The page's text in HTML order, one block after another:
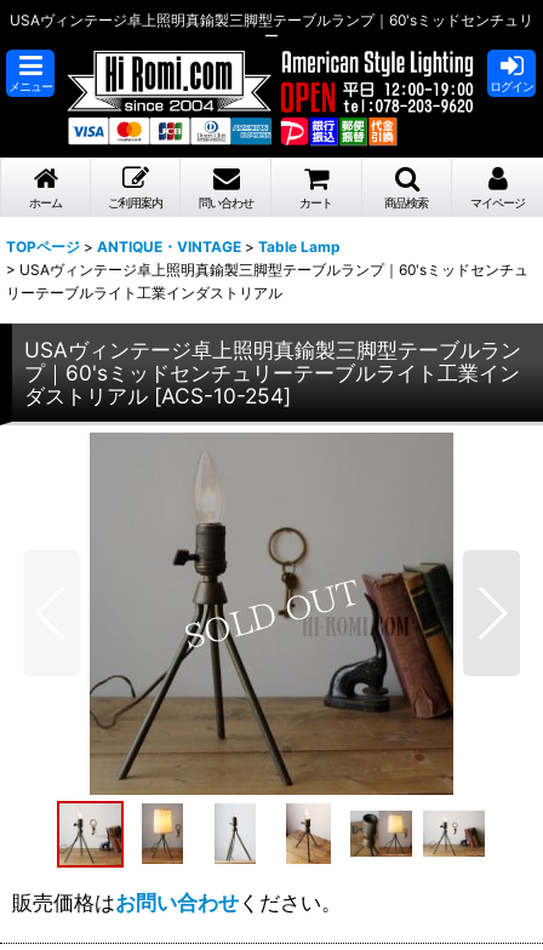
USAヴィンテージ卓上照明真鍮製三脚型テーブルランプ｜60'sミッドセンチュリ
ー
メニュー ログイン
ホーム ご利用案内 問い合わせ カート 商品検索 マイページ
TOPページ > ANTIQUE・VINTAGE > Table Lamp
> USAヴィンテージ卓上照明真鍮製三脚型テーブルランプ｜60'sミッドセンチュ
リーテーブルライト工業インダストリアル
USAヴィンテージ卓上照明真鍮製三脚型テーブルラン
プ｜60'sミッドセンチュリーテーブルライト工業イン
ダストリアル [ACS-10-254]
販売価格はお問い合わせください。